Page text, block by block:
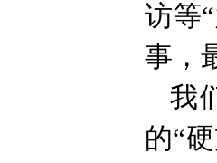
访等
事，
我
的“